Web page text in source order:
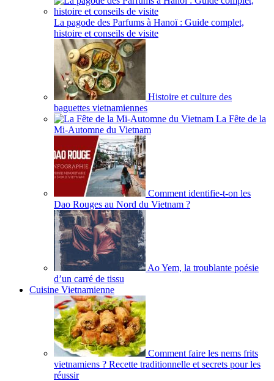
La pagode des Parfums à Hanoï : Guide complet,
histoire et conseils de visite
Histoire et culture des
baguettes vietnamiennes
La Fête de la
Mi-Automne du Vietnam
Comment identifie-t-on les
Dao Rouges au Nord du Vietnam ?
Ao Yem, la troublante poésie
d’un carré de tissu
Cuisine Vietnamienne
Comment faire les nems frits
vietnamiens ? Recette traditionnelle et secrets pour les
réussir